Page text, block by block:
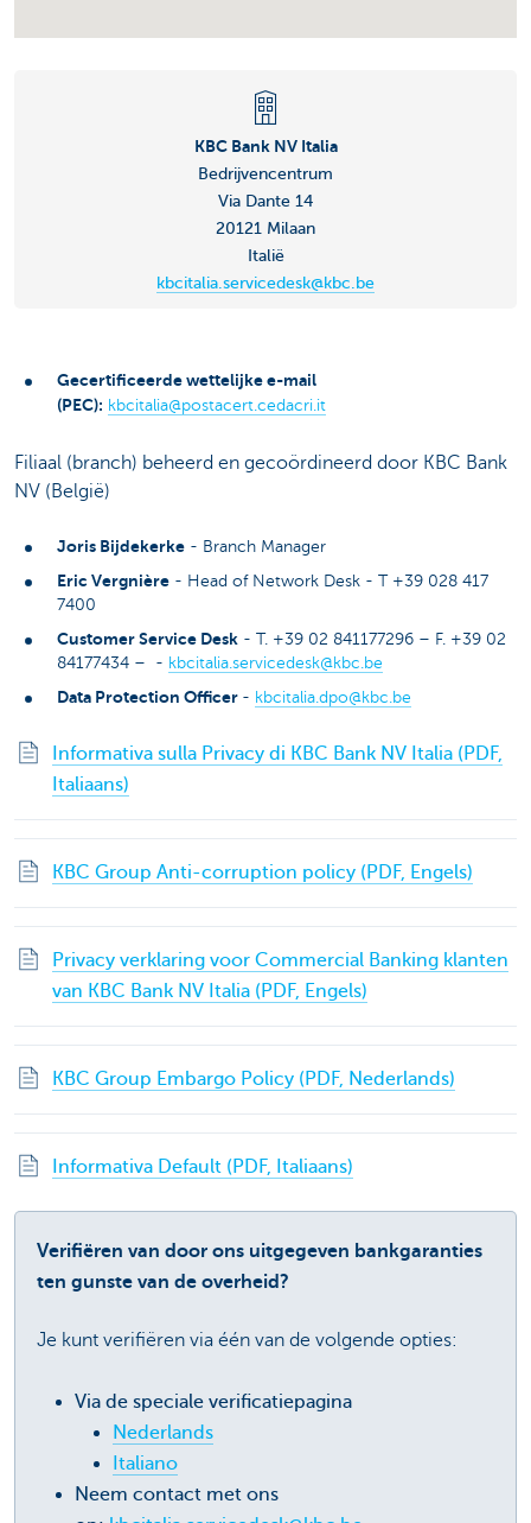
KBC Bank NV Italia
Bedrijvencentrum
Via Dante 14
20121 Milaan
Italië
kbcitalia.servicedesk@kbc.be
Gecertificeerde wettelijke e-mail
(PEC): kbcitalia@postacert.cedacri.it
Filiaal (branch) beheerd en gecoördineerd door KBC Bank
NV (België)
Joris Bijdekerke - Branch Manager
Eric Vergnière - Head of Network Desk - T +39 028 417
7400
Customer Service Desk - T. +39 02 841177296 – F. +39 02
84177434 – - kbcitalia.servicedesk@kbc.be
Data Protection Officer - kbcitalia.dpo@kbc.be
Informativa sulla Privacy di KBC Bank NV Italia (PDF,
Italiaans)
KBC Group Anti-corruption policy (PDF, Engels)
Privacy verklaring voor Commercial Banking klanten
van KBC Bank NV Italia (PDF, Engels)
KBC Group Embargo Policy (PDF, Nederlands)
Informativa Default (PDF, Italiaans)
Verifiëren van door ons uitgegeven bankgaranties
ten gunste van de overheid?
Je kunt verifiëren via één van de volgende opties:
Via de speciale verificatiepagina
Nederlands
Italiano
Neem contact met ons